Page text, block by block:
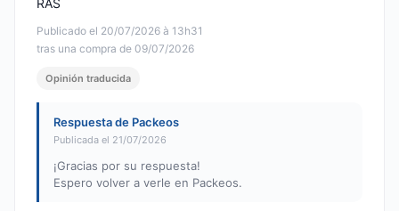
Publicado el 20/07/2026 à 13h31
tras una compra de 09/07/2026
RAS
Opinión traducida
Respuesta de Packeos
Publicada el 21/07/2026
¡Gracias por su respuesta!
Espero volver a verle en Packeos.